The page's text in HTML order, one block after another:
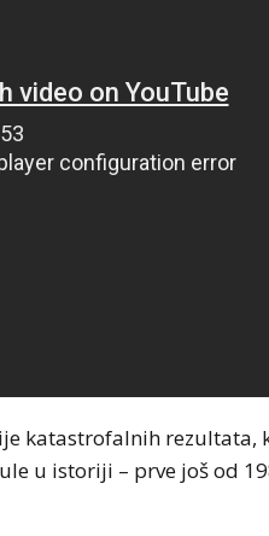
katastrofalnih rezultata,
u istoriji – prve još od